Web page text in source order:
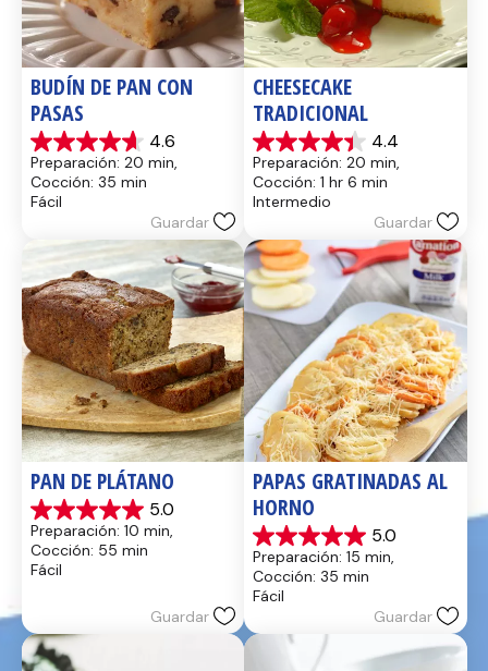
BUDÍN DE PAN CON
PASAS
4.6
4.6
de
5
estrellas.
reseñas
Preparación: 20 min,
Cocción: 35 min
Fácil
Guardar
CHEESECAKE
TRADICIONAL
4.4
4.4
de
5
estrellas.
reseñas
Preparación: 20 min,
Cocción: 1 hr 6 min
Intermedio
Guardar
PAN DE PLÁTANO
5.0
5.0
de
5
estrellas.
Preparación: 10 min,
Cocción: 55 min
Fácil
Guardar
PAPAS GRATINADAS AL
HORNO
5.0
5.0
de
5
estrellas.
reseñas
Preparación: 15 min,
Cocción: 35 min
Fácil
Guardar